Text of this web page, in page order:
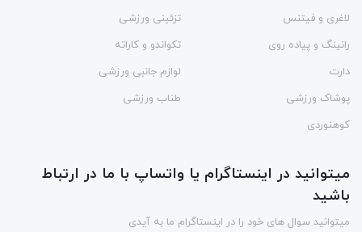
لاغری و فیتنس
تزئینی ورزشی
رانینگ و پیاده روی
تکواندو و کاراته
دارت
لوازم جانبی ورزشی
پوشاک ورزشی
طناب ورزشی
کوهنوردی
میتوانید در اینستاگرام یا واتساپ با ما در ارتباط
باشید
میتوانید سوال های خود را در اینستاگرام ما به آیدی